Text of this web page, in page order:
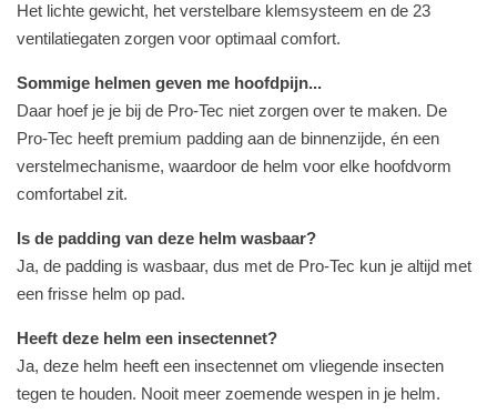
Het lichte gewicht, het verstelbare klemsysteem en de 23
ventilatiegaten zorgen voor optimaal comfort.
Sommige helmen geven me hoofdpijn...
Daar hoef je je bij de Pro-Tec niet zorgen over te maken. De
Pro-Tec heeft premium padding aan de binnenzijde, én een
verstelmechanisme, waardoor de helm voor elke hoofdvorm
comfortabel zit.
Is de padding van deze helm wasbaar?
Ja, de padding is wasbaar, dus met de Pro-Tec kun je altijd met
een frisse helm op pad.
Heeft deze helm een insectennet?
Ja, deze helm heeft een insectennet om vliegende insecten
tegen te houden. Nooit meer zoemende wespen in je helm.